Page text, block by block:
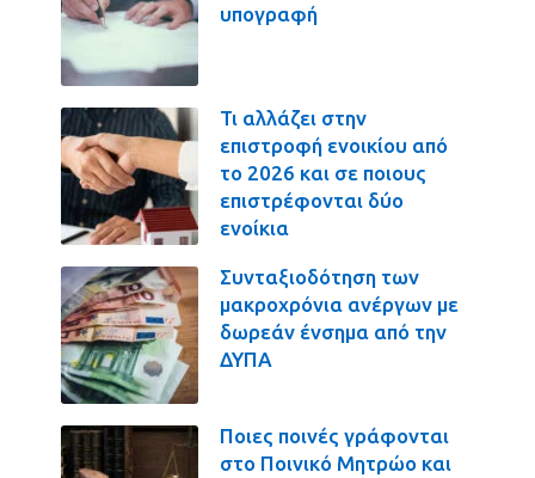
υπογραφή
Τι αλλάζει στην
επιστροφή ενοικίου από
το 2026 και σε ποιους
επιστρέφονται δύο
ενοίκια
Συνταξιοδότηση των
μακροχρόνια ανέργων με
δωρεάν ένσημα από την
ΔΥΠΑ
Ποιες ποινές γράφονται
στο Ποινικό Μητρώο και